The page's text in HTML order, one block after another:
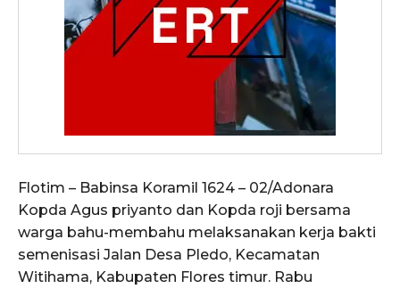
Flotim – Babinsa Koramil 1624 – 02/Adonara
Kopda Agus priyanto dan Kopda roji bersama
warga bahu-membahu melaksanakan kerja bakti
semenisasi Jalan Desa Pledo, Kecamatan
Witihama, Kabupaten Flores timur. Rabu